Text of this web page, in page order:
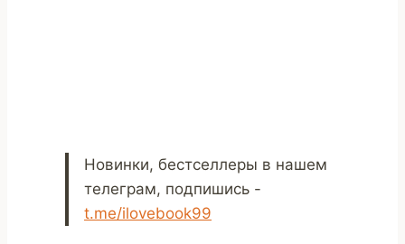
Новинки, бестселлеры в нашем
телеграм, подпишись -
t.me/ilovebook99